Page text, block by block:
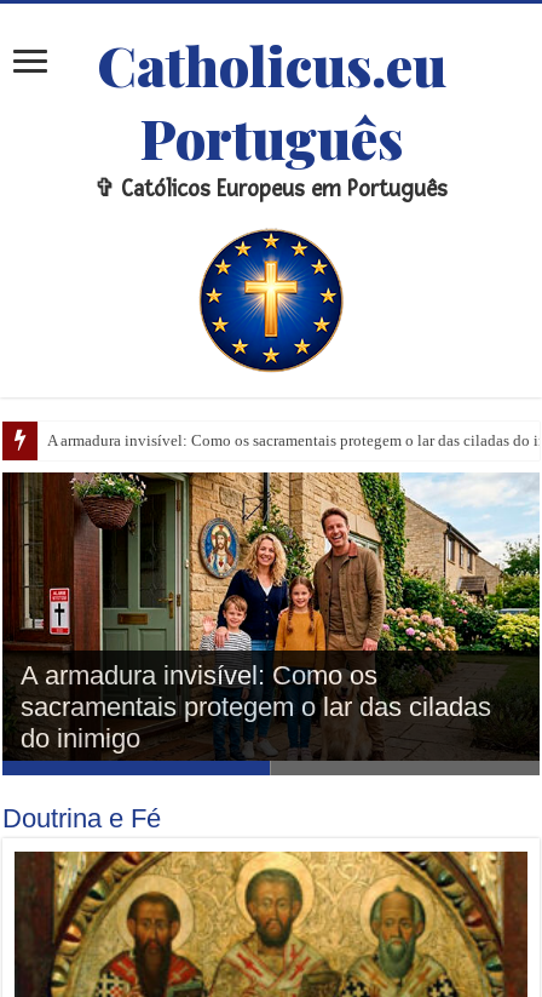
Catholicus.eu
Português
✞ Católicos Europeus em Português
A armadura invisível: Como os sacramentais protegem o lar das ciladas do
A armadura invisível: Como os
sacramentais protegem o lar das ciladas
do inimigo
Ignorância culpável: por que o
analfabetismo doutrinal é a causa da
apostasia silenciosa
Doutrina e Fé